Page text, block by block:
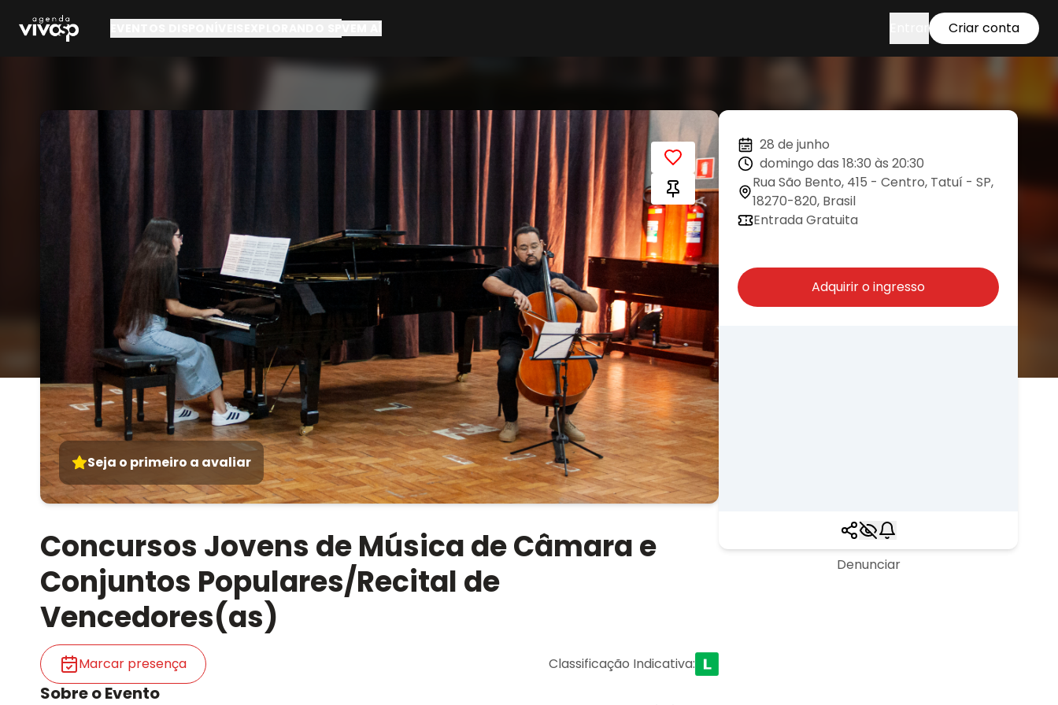
Criar conta
Seja o primeiro a avaliar
Concursos Jovens de Música de Câmara e
Conjuntos Populares/Recital de
Vencedores(as)
Marcar presença Classificação Indicativa:
Sobre o Evento
28 de junho
domingo das 18:30 às 20:30
Rua São Bento, 415 - Centro, Tatuí - SP,
18270-820, Brasil
Entrada Gratuita
Adquirir o ingresso
Denunciar